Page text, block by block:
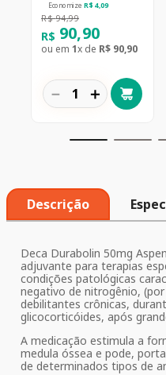
Economize R$ 4,09
R$ 94,99
R$ 90,90
ou em 1x de R$ 90,90
＋
－
Descrição
Deca Durabolin 50mg
adjuvante para terapias
condições patológicas
negativo de nitrogênio,
debilitantes crônicas,
glicocorticóides, após
A medicação estimula a
medula óssea e pode,
de determinados tipos de